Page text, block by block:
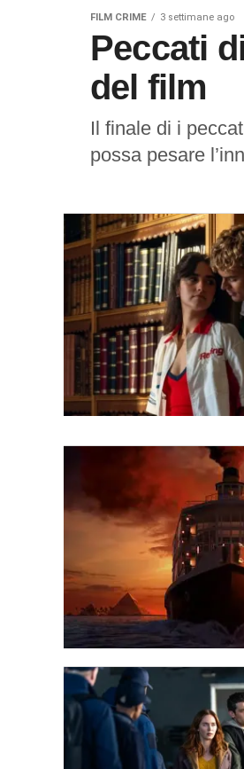
FILM CRIME 3 settimane ago
Peccati di mio marito spiegazione finale
del film
Il finale di i
possa pesare